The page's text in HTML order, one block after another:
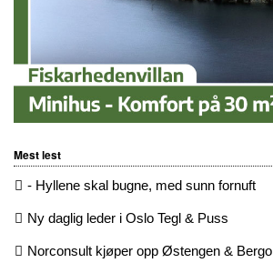
Mest lest
- Hyllene skal bugne, med sunn fornuft
Ny daglig leder i Oslo Tegl & Puss
Norconsult kjøper opp Østengen & Bergo